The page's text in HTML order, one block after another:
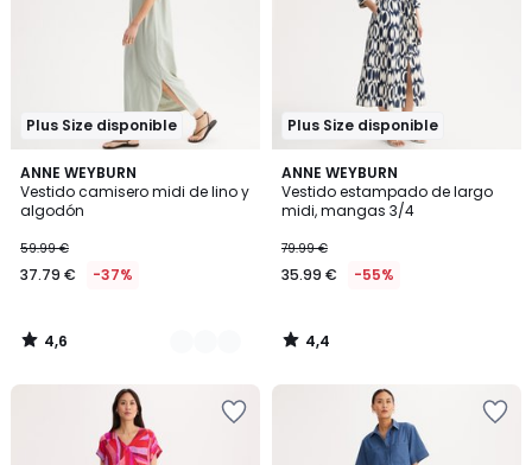
Plus Size disponible
ANNE WEYBURN
Vestido camisero midi de lino y
algodón
59.99 €
37.79 € -37%
4,6
/ 5
2
Colores
4,6
/
Plus Size disponible
ANNE WEYBURN
Vestido estampado de largo
midi, mangas 3/4
79.99 €
35.99 € -55%
4,4
/ 5
4,4
/